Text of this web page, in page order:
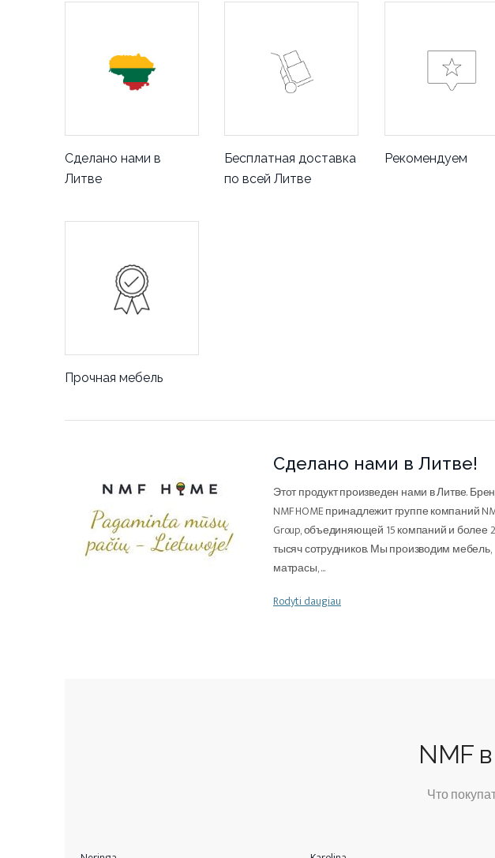
Сделано нами в
Литве
Бесплатная доставка
по всей Литве
Рекомендуем
Прочная мебель
Сделано нами в Литве!
Этот продукт произведен нами в Литве.
NMF HOME принадлежит группе компаний
Group, объединяющей 15 компаний и более
тысяч сотрудников. Мы производим мебель,
матрасы,...
Rodyti daugiau
NMF
Что